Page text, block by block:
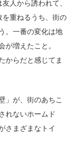
人から誘われて、
重ねるうち、街の
。一番の変化は地
が増えたこと。
からだと感じてま
」が、街のあちこ
れないホームド
さまざまなトイ